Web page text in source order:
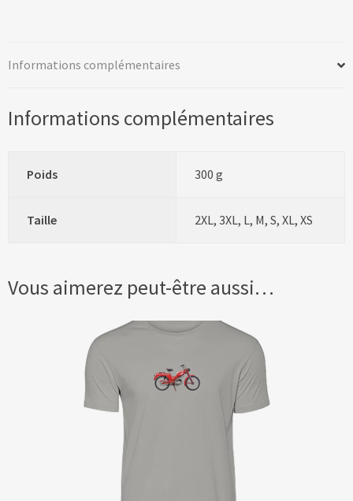
Informations complémentaires
Informations complémentaires
Poids 300 g
Taille 2XL, 3XL, L, M, S, XL, XS
Vous aimerez peut-être aussi…